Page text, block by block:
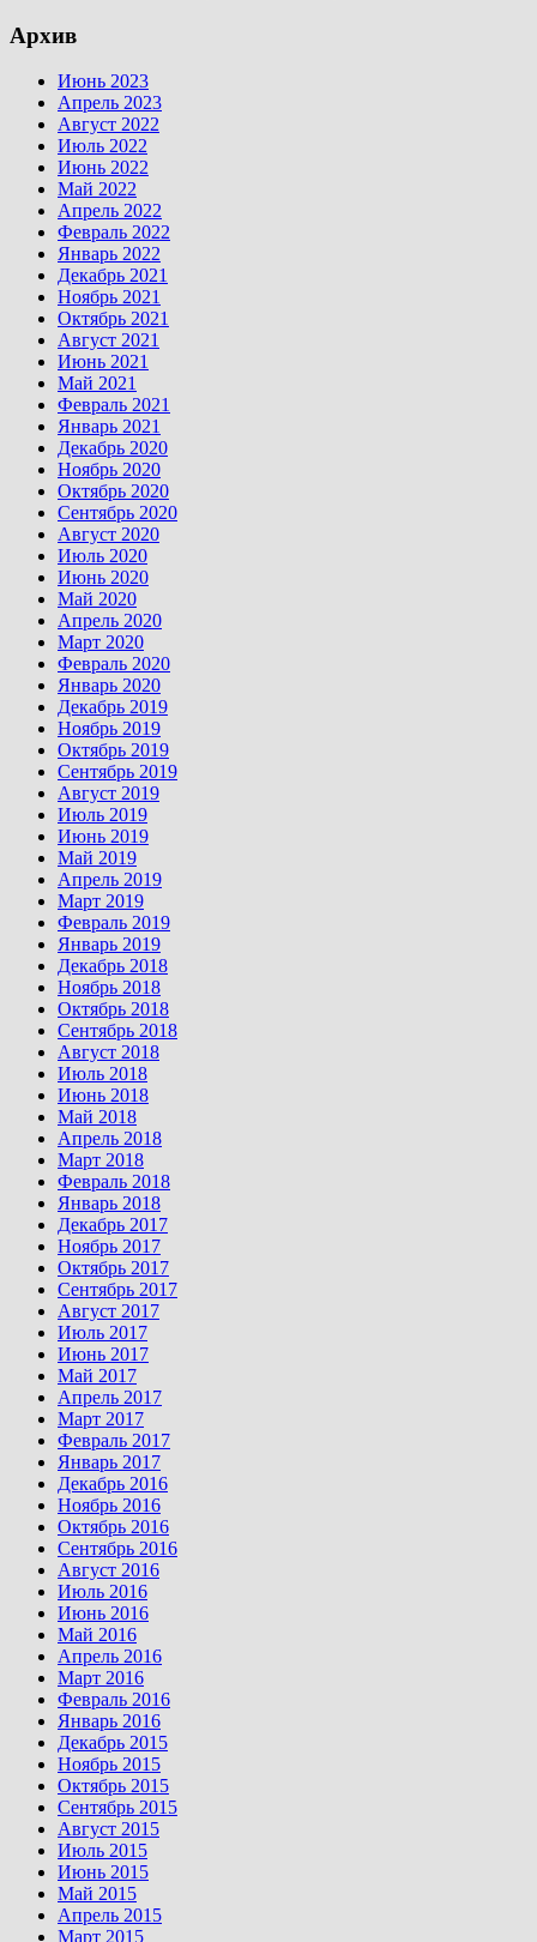
Архив
Июнь 2023
Апрель 2023
Август 2022
Июль 2022
Июнь 2022
Май 2022
Апрель 2022
Февраль 2022
Январь 2022
Декабрь 2021
Ноябрь 2021
Октябрь 2021
Август 2021
Июнь 2021
Май 2021
Февраль 2021
Январь 2021
Декабрь 2020
Ноябрь 2020
Октябрь 2020
Сентябрь 2020
Август 2020
Июль 2020
Июнь 2020
Май 2020
Апрель 2020
Март 2020
Февраль 2020
Январь 2020
Декабрь 2019
Ноябрь 2019
Октябрь 2019
Сентябрь 2019
Август 2019
Июль 2019
Июнь 2019
Май 2019
Апрель 2019
Март 2019
Февраль 2019
Январь 2019
Декабрь 2018
Ноябрь 2018
Октябрь 2018
Сентябрь 2018
Август 2018
Июль 2018
Июнь 2018
Май 2018
Апрель 2018
Март 2018
Февраль 2018
Январь 2018
Декабрь 2017
Ноябрь 2017
Октябрь 2017
Сентябрь 2017
Август 2017
Июль 2017
Июнь 2017
Май 2017
Апрель 2017
Март 2017
Февраль 2017
Январь 2017
Декабрь 2016
Ноябрь 2016
Октябрь 2016
Сентябрь 2016
Август 2016
Июль 2016
Июнь 2016
Май 2016
Апрель 2016
Март 2016
Февраль 2016
Январь 2016
Декабрь 2015
Ноябрь 2015
Октябрь 2015
Сентябрь 2015
Август 2015
Июль 2015
Июнь 2015
Май 2015
Апрель 2015
Март 2015